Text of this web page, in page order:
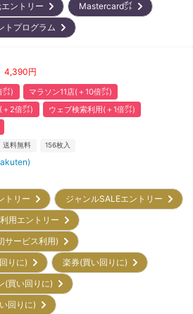
エントリー
Mastercard㌽
トプログラム
4,390円
㌽)
マラソン11店(＋10倍㌽)
＋2倍㌽)
ウェブ検索利用(＋1倍㌽)
送料無料 156枚入
トリー
ジャンルSALEエントリー
利用エントリー
サービス利用)
回りに)
楽券(買い回りに)
(買い回りに)
い回りに)